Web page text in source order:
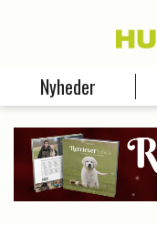
Nyheder